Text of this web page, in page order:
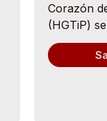
Corazón
(HGTiP)